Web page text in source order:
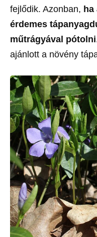
fejlődik. Azonban,
érdemes
műtrágyával pótolni
ajánlott a növény